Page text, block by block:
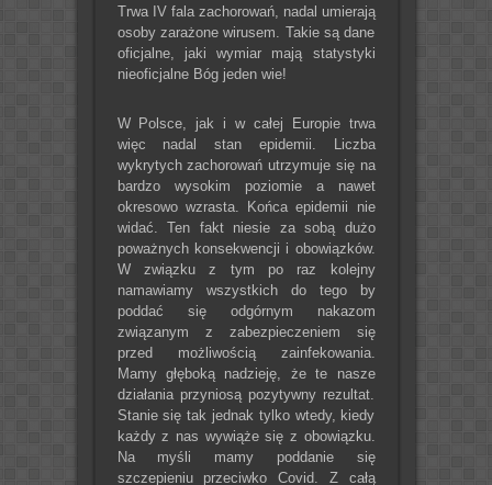
Trwa IV fala zachorowań, nadal umierają
osoby zarażone wirusem. Takie są dane
oficjalne, jaki wymiar mają statystyki
nieoficjalne Bóg jeden wie!
W Polsce, jak i w całej Europie trwa
więc nadal stan epidemii. Liczba
wykrytych zachorowań utrzymuje się na
bardzo wysokim poziomie a nawet
okresowo wzrasta. Końca epidemii nie
widać. Ten fakt niesie za sobą dużo
poważnych konsekwencji i obowiązków.
W związku z tym po raz kolejny
namawiamy wszystkich do tego by
poddać się odgórnym nakazom
związanym z zabezpieczeniem się
przed możliwością zainfekowania.
Mamy głęboką nadzieję, że te nasze
działania przyniosą pozytywny rezultat.
Stanie się tak jednak tylko wtedy, kiedy
każdy z nas wywiąże się z obowiązku.
Na myśli mamy poddanie się
szczepieniu przeciwko Covid. Z całą